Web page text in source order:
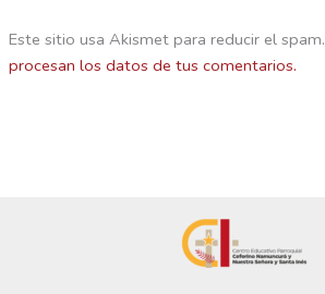
Este sitio usa Akismet para reducir el spam.
procesan los datos de tus comentarios.